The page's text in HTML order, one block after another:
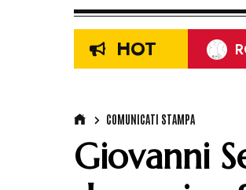
HOT
COMUNICATI STAMPA
Giovanni